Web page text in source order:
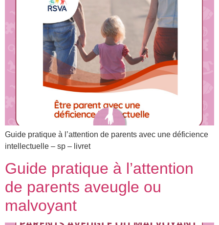
Guide pratique à l’attention de parents avec une déficience
intellectuelle – sp – livret
Guide pratique à l’attention
de parents aveugle ou
malvoyant